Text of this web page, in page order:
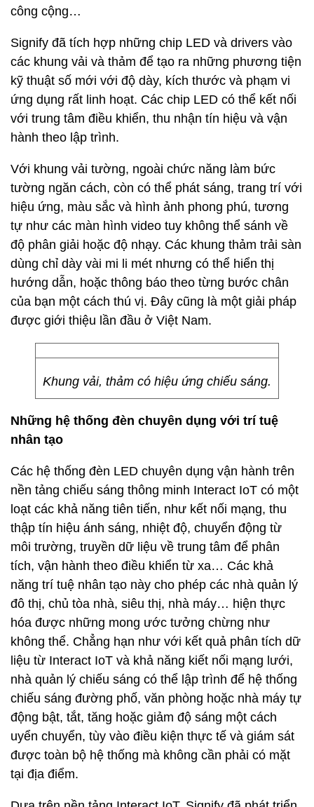
công cộng…
Signify đã tích hợp những chip LED và drivers vào
các khung vải và thảm để tạo ra những phương tiện
kỹ thuật số mới với độ dày, kích thước và phạm vi
ứng dụng rất linh hoạt. Các chip LED có thể kết nối
với trung tâm điều khiển, thu nhận tín hiệu và vận
hành theo lập trình.
Với khung vải tường, ngoài chức năng làm bức
tường ngăn cách, còn có thể phát sáng, trang trí với
hiệu ứng, màu sắc và hình ảnh phong phú, tương
tự như các màn hình video tuy không thể sánh về
độ phân giải hoặc độ nhạy. Các khung thảm trải sàn
dùng chỉ dày vài mi li mét nhưng có thể hiển thị
hướng dẫn, hoặc thông báo theo từng bước chân
của bạn một cách thú vị. Đây cũng là một giải pháp
được giới thiệu lần đầu ở Việt Nam.
Khung vải, thảm có hiệu ứng chiếu sáng.
Những hệ thống đèn chuyên dụng với trí tuệ
nhân tạo
Các hệ thống đèn LED chuyên dụng vận hành trên
nền tảng chiếu sáng thông minh Interact IoT có một
loạt các khả năng tiên tiến, như kết nối mạng, thu
thập tín hiệu ánh sáng, nhiệt độ, chuyển động từ
môi trường, truyền dữ liệu về trung tâm để phân
tích, vận hành theo điều khiển từ xa… Các khả
năng trí tuệ nhân tạo này cho phép các nhà quản lý
đô thị, chủ tòa nhà, siêu thị, nhà máy… hiện thực
hóa được những mong ước tưởng chừng như
không thể. Chẳng hạn như với kết quả phân tích dữ
liệu từ Interact IoT và khả năng kiết nối mạng lưới,
nhà quản lý chiếu sáng có thể lập trình để hệ thống
chiếu sáng đường phố, văn phòng hoặc nhà máy tự
động bật, tắt, tăng hoặc giảm độ sáng một cách
uyển chuyển, tùy vào điều kiện thực tế và giám sát
được toàn bộ hệ thống mà không cần phải có mặt
tại địa điểm.